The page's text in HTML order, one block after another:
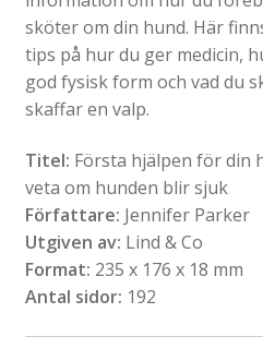
sköter om din hund. Här
tips på hur du ger medicin,
god fysisk form och vad du
skaffar en valp.
Titel: Första hjälpen för din
veta om hunden blir sjuk
Författare: Jennifer Parker
Utgiven av: Lind & Co
Format: 235 x 176 x 18 mm
Antal sidor: 192